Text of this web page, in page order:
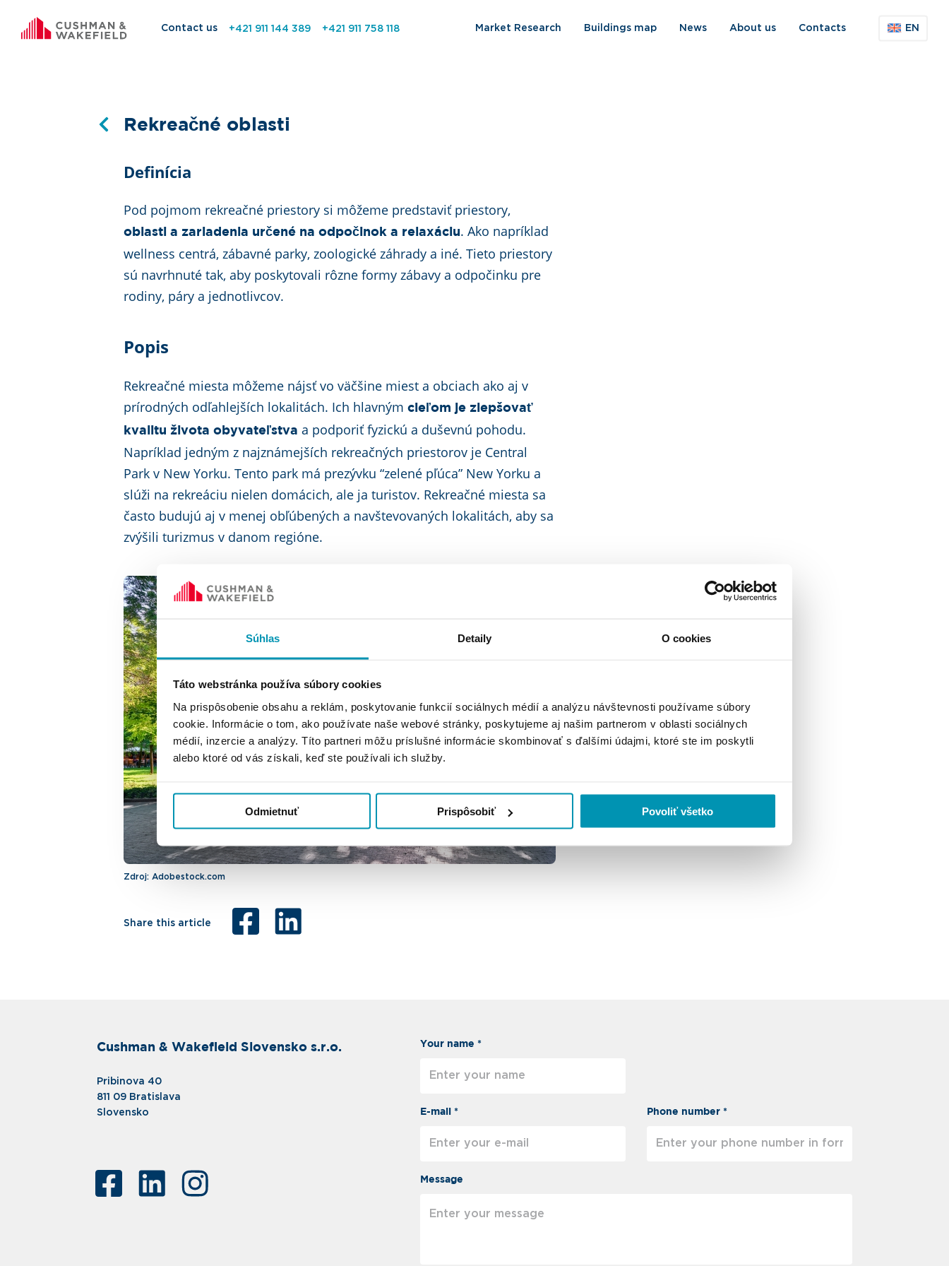
Súhlas Detaily O cookies
Táto webstránka používa súbory cookies
Na prispôsobenie obsahu a reklám, poskytovanie funkcií sociálnych médií a analýzu návštevnosti používame súbory
cookie. Informácie o tom, ako používate naše webové stránky, poskytujeme aj našim partnerom v oblasti sociálnych
médií, inzercie a analýzy. Títo partneri môžu príslušné informácie skombinovať s ďalšími údajmi, ktoré ste im poskytli
alebo ktoré od vás získali, keď ste používali ich služby.
Odmietnuť Prispôsobiť Povoliť všetko
EN
Contact us +421 911 144 389 +421 911 758 118 Market Research Buildings map News About us Contacts
Rekreačné oblasti
Definícia
Pod pojmom rekreačné priestory si môžeme predstaviť priestory,
oblasti a zariadenia určené na odpočinok a relaxáciu. Ako napríklad
wellness centrá, zábavné parky, zoologické záhrady a iné. Tieto priestory
sú navrhnuté tak, aby poskytovali rôzne formy zábavy a odpočinku pre
rodiny, páry a jednotlivcov.
Popis
Rekreačné miesta môžeme nájsť vo väčšine miest a obciach ako aj v
prírodných odľahlejších lokalitách. Ich hlavnýmcieľom je zlepšovať
kvalitu života obyvateľstvaa podporiť fyzickú a duševnú pohodu.
Napríklad jedným z najznámejších rekreačných priestorov je Central
Park v New Yorku. Tento park má prezývku “zelené pľúca” New Yorku a
slúži na rekreáciu nielen domácich, ale ja turistov. Rekreačné miesta sa
často budujú aj v menej obľúbených a navštevovaných lokalitách, aby sa
zvýšili turizmus v danom regióne.
Zdroj: Adobestock.com
Share this article
Cushman & Wakefield Slovensko s.r.o.
Pribinova 40
811 09 Bratislava
Slovensko
Your name *
E-mail * Phone number *
Message